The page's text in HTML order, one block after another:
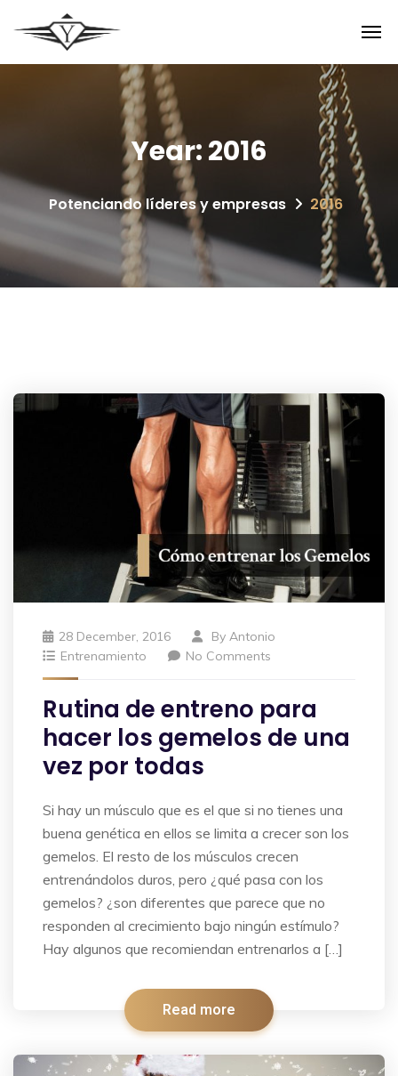
Year:2016
Potenciando líderes y empresas 2016
28 December, 2016 By Antonio
Entrenamiento
No Comments
Rutina de entreno para
hacer los gemelos de una
vez por todas
Si hay un músculo que es el que si no tienes una
buena genética en ellos se limita a crecer son los
gemelos. El resto de los músculos crecen
entrenándolos duros, pero ¿qué pasa con los
gemelos? ¿son diferentes que parece que no
responden al crecimiento bajo ningún estímulo?
Hay algunos que recomiendan entrenarlos a […]
Read more